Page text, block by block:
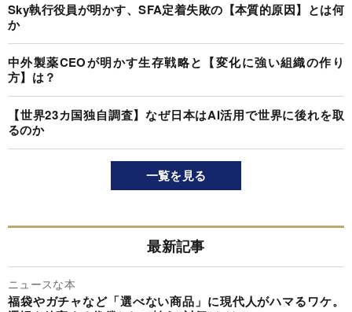
Sky執行役員が明かす、SFA定着失敗の【本質的原因】とは何
か
中外製薬CEOが明かす生存戦略と【変化に強い組織の作り
方】は？
【世界23カ国独自調査】なぜ日本はAI活用で世界に後れを取
るのか
一覧を見る
最新記事
ニュースな本
福袋やガチャなど「選べない商品」に現代人がハマるワケ。